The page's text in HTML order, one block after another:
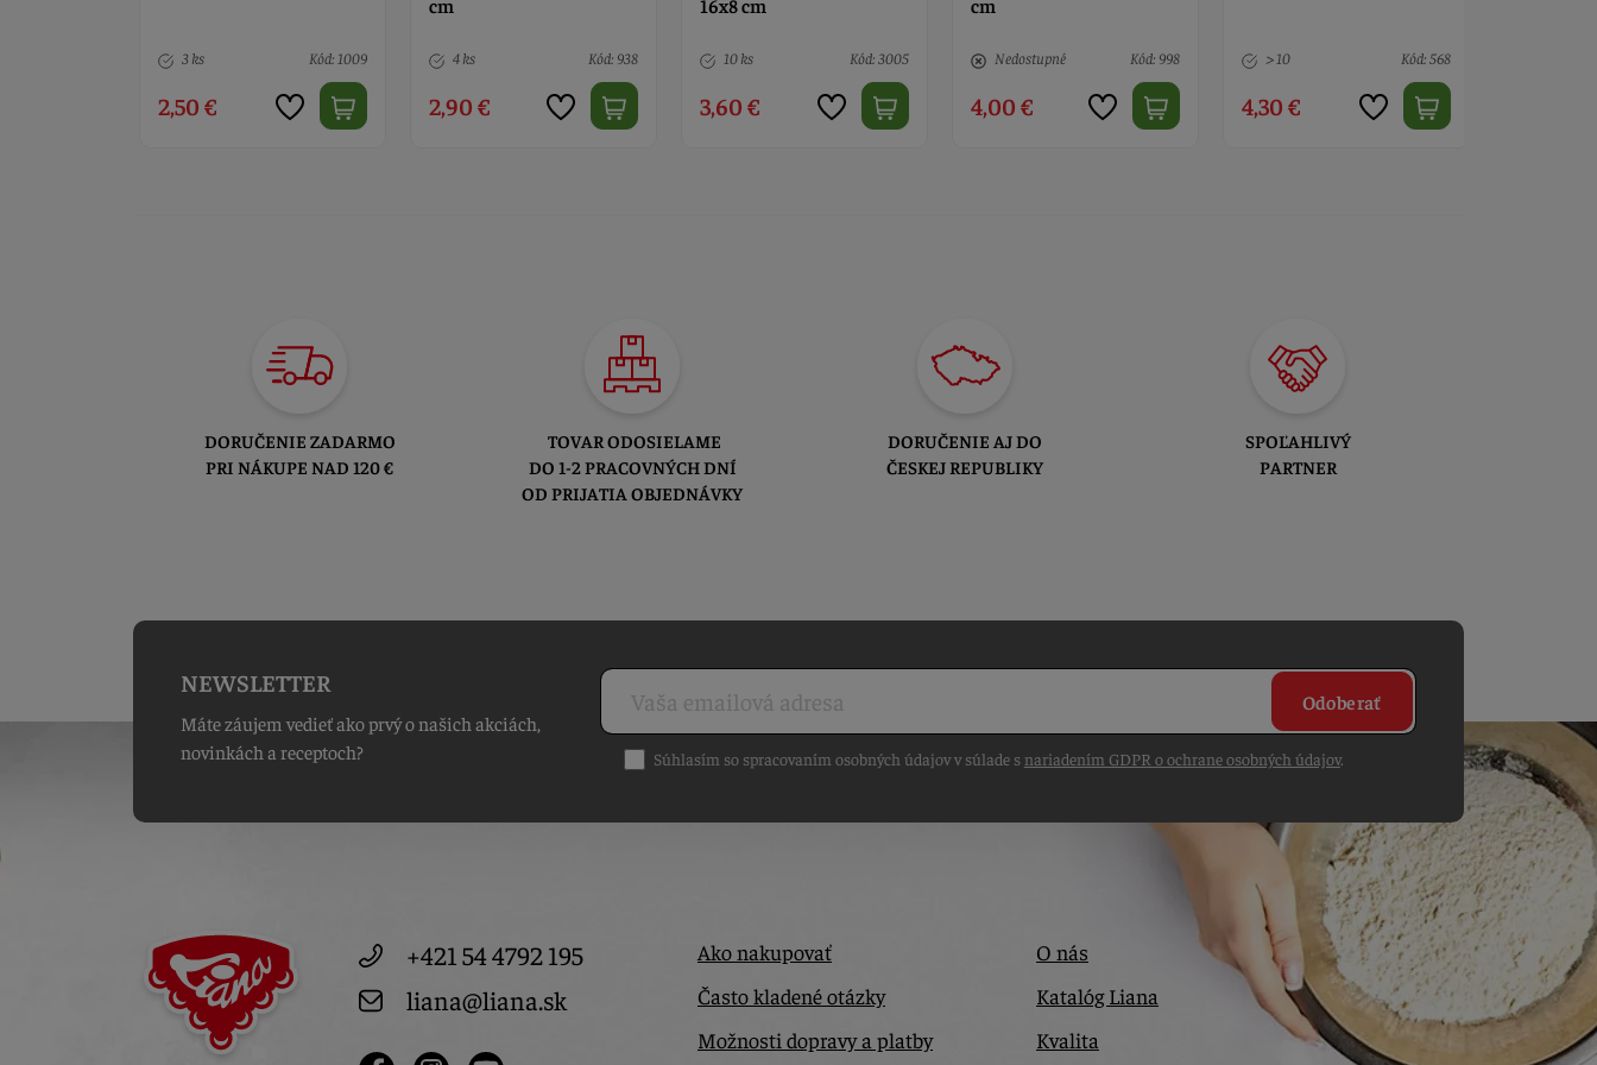
4 ks Kód: 938
2,90 €
16x8 cm
10 ks Kód: 3005
3,60 €
cm
Nedostupné Kód: 998
4,00 €
> 10 Kód: 568
4,30 €
9 ks Kód: 594
4,50 €
DORUČENIE ZADARMO
PRI NÁKUPE NAD 120 €
TOVAR ODOSIELAME
DO 1-2 PRACOVNÝCH DNÍ
OD PRIJATIA OBJEDNÁVKY
DORUČENIE AJ DO
ČESKEJ REPUBLIKY
SPOĽAHLIVÝ
PARTNER
NEWSLETTER
Máte záujem vedieť ako prvý o našich akciách,
novinkách a receptoch?
Odoberať
Súhlasím so spracovaním osobných údajov v súlade snariadením GDPR o ochrane osobných údajov.
+421 54 4792 195
liana@liana.sk
Ako nakupovať
Často kladené otázky
Možnosti dopravy a platby
O nás
Katalóg Liana
Kvalita